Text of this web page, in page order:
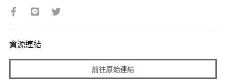
資源連結
前往原始連結